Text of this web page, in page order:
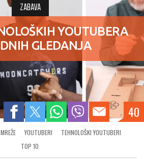
ZABAVA
YOUTUBERA
GLEDANJA
40
YOUTUBERI
TEHNOLOŠKI YOUTUBERI
TOP 10